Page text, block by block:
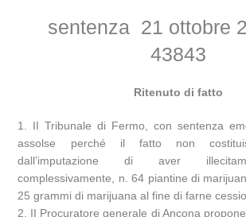
sentenza 21 ottobre
43843
Ritenuto di fatto
1. II Tribunale di Fermo, con sentenza
assolse perché il fatto non
dall’imputazione di aver
complessivamente, n. 64 piantine di
25 grammi di marijuana al fine di farne
2. II Procuratore generale di Ancona